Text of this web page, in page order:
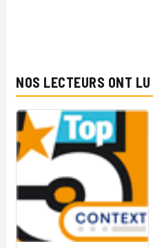
NOS LECTEURS ONT